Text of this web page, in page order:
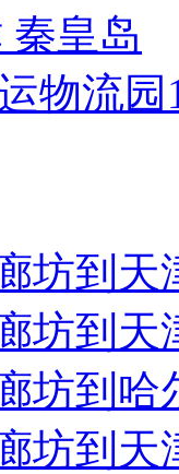
秦皇岛
物流园
坊到天
坊到天
坊到
坊到天